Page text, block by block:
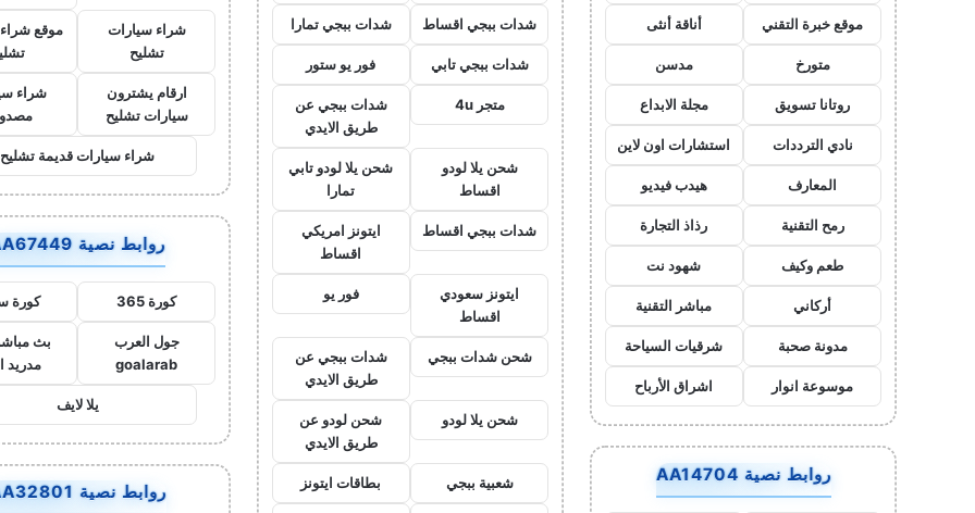
موقع خبرة التقني أناقة أنثى
متورخ مدسن
روتانا تسويق مجلة الابداع
نادي الترددات استشارات اون لاين
المعارف هيدب فيديو
رمح التقنية رذاذ التجارة
طعم وكيف شهود نت
أركاني مباشر التقنية
مدونة صحبة شرقيات السياحة
موسوعة انوار اشراق الأرباح
روابط نصية AA14704
شدات ببجي اقساط شدات ببجي تمارا
شدات ببجي تابي فور يو ستور
متجر 4u
شدات ببجي عن
طريق الايدي
شحن يلا لودو
اقساط
شحن يلا لودو تابي
تمارا
شدات ببجي اقساط
ايتونز امريكي
اقساط
ايتونز سعودي
اقساط
فور يو
شحن شدات ببجي
شدات ببجي عن
طريق الايدي
شحن يلا لودو
شحن لودو عن
طريق الايدي
شعبية ببجي بطاقات ايتونز
شراء سيارات
تشليح
موقع
ارقام يشترون
سيارات تشليح
شراء
شراء سيارات قديمة تشليح
روابط نصية AA67449
كورة 365 كورة
جول العرب
goalarab
بث
مدريد
يلا لايف
روابط نصية AA32801